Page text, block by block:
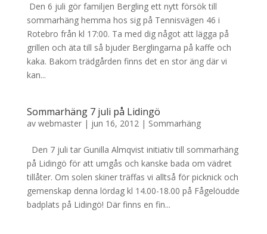
Den 6 juli gör familjen Bergling ett nytt försök till
sommarhäng hemma hos sig på Tennisvägen 46 i
Rotebro från kl 17:00. Ta med dig något att lägga på
grillen och äta till så bjuder Berglingarna på kaffe och
kaka. Bakom trädgården finns det en stor äng där vi
kan...
Sommarhäng 7 juli på Lidingö
av webmaster| jun 16, 2012| Sommarhäng
Den 7 juli tar Gunilla Almqvist initiativ till sommarhäng
på Lidingö för att umgås och kanske bada om vädret
tillåter. Om solen skiner träffas vi alltså för picknick och
gemenskap denna lördag kl 14.00-18.00 på Fågelöudde
badplats på Lidingö! Där finns en fin...